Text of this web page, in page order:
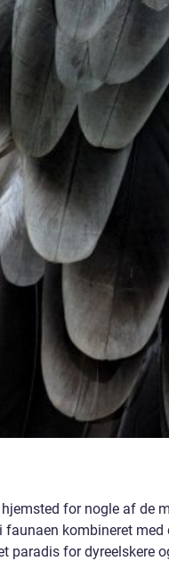
for nogle af de
kombineret med
paradis for dyreelskere